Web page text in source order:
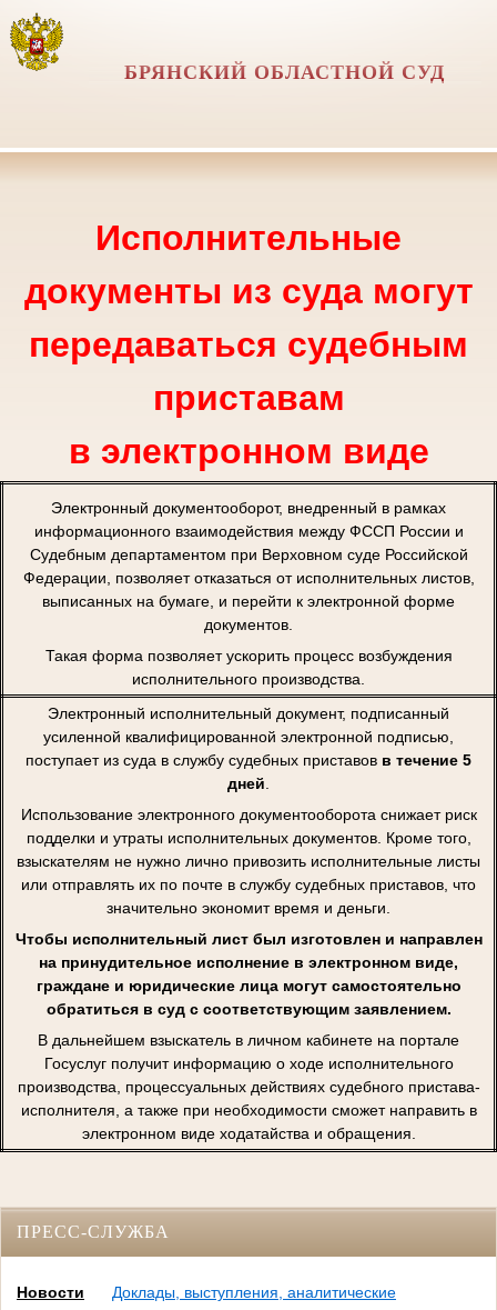
БРЯНСКИЙ ОБЛАСТНОЙ СУД
Исполнительные
документы из суда могут
передаваться судебным
приставам
в электронном виде
Электронный документооборот, внедренный в рамках
информационного взаимодействия между ФССП России и
Судебным департаментом при Верховном суде Российской
Федерации, позволяет отказаться от исполнительных листов,
выписанных на бумаге, и перейти к электронной форме
документов.
Такая форма позволяет ускорить процесс возбуждения
исполнительного производства.
Электронный исполнительный документ, подписанный
усиленной квалифицированной электронной подписью,
поступает из суда в службу судебных приставов в течение 5
дней
Использование электронного документооборота снижает риск
подделки и утраты исполнительных документов. Кроме того,
взыскателям не нужно лично привозить исполнительные листы
или отправлять их по почте в службу судебных приставов, что
значительно экономит время и деньги.
Чтобы исполнительный лист был изготовлен и направлен
на принудительное исполнение в электронном виде,
граждане и юридические лица могут самостоятельно
обратиться в суд с соответствующим заявлением.
В дальнейшем взыскатель в личном кабинете на портале
Госуслуг получит информацию о ходе исполнительного
производства, процессуальных действиях судебного пристава-
исполнителя, а также при необходимости сможет направить в
электронном виде ходатайства и обращения.
ПРЕСС-СЛУЖБА
Новости
Доклады, выступления, аналитические